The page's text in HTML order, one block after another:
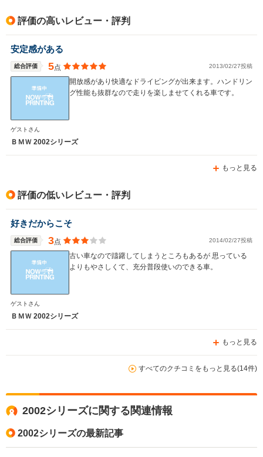
WLTCモード
燃費
駆動方式 FR
3201～
評価の高いレビュー・評判
安定感がある
総合評価 5点 2013/02/27投稿
開放感があり快適なドライビングが出来ます。ハンドリン
グ性能も抜群なので走りを楽しませてくれる車です。
ゲストさん
ＢＭＷ 2002シリーズ
もっと見る
評価の低いレビュー・評判
好きだからこそ
総合評価 3点 2014/02/27投稿
古い車なので躊躇してしまうところもあるが 思っている
よりもやさしくて、充分普段使いのできる車。
ゲストさん
ＢＭＷ 2002シリーズ
もっと見る
すべてのクチコミをもっと見る(14件)
2002シリーズに関する関連情報
2002シリーズの最新記事